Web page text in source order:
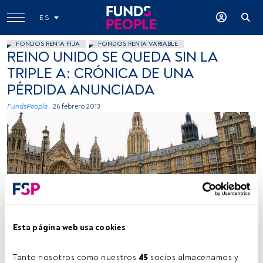
Esta página web usa cookies
Tanto nosotros como nuestros 45 socios almacenamos y
ES
FONDOS RENTA FIJA FONDOS RENTA VARIABLE
REINO UNIDO SE QUEDA SIN LA
TRIPLE A: CRÓNICA DE UNA
PÉRDIDA ANUNCIADA
FundsPeople . 26 febrero 2013
Tiempo lectura:3 min.